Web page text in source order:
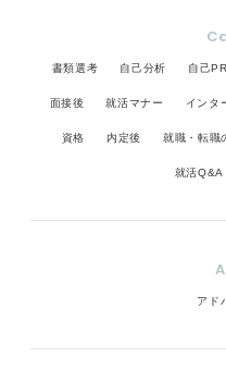
書類選考 自己分析 自己PR
面接後 就活マナー インタ
資格 内定後 就職・転職
就活Q&A
アド